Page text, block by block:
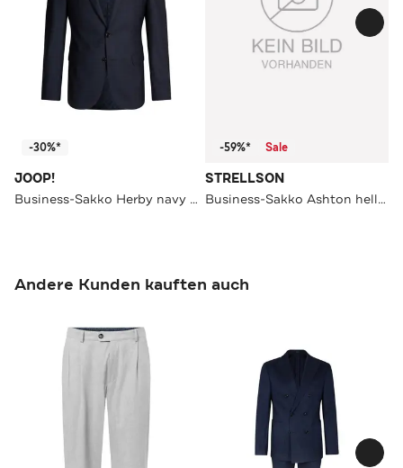
-30%*
JOOP!
Business-Sakko Herby navy kariert Slim Fit
-59%* Sale
STRELLSON
Business-Sakko Ashton hellgrün meliert Slim Fit
Andere Kunden kauften auch